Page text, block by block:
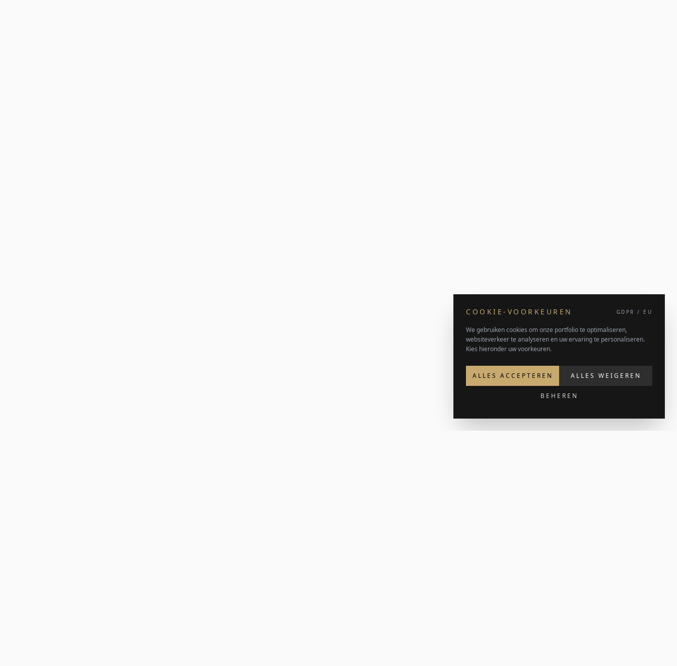
COOKIE-VOORKEUREN GDPR / EU
We gebruiken cookies om onze portfolio te optimaliseren,
websiteverkeer te analyseren en uw ervaring te personaliseren.
Kies hieronder uw voorkeuren.
ALLES ACCEPTEREN ALLES WEIGEREN
BEHEREN